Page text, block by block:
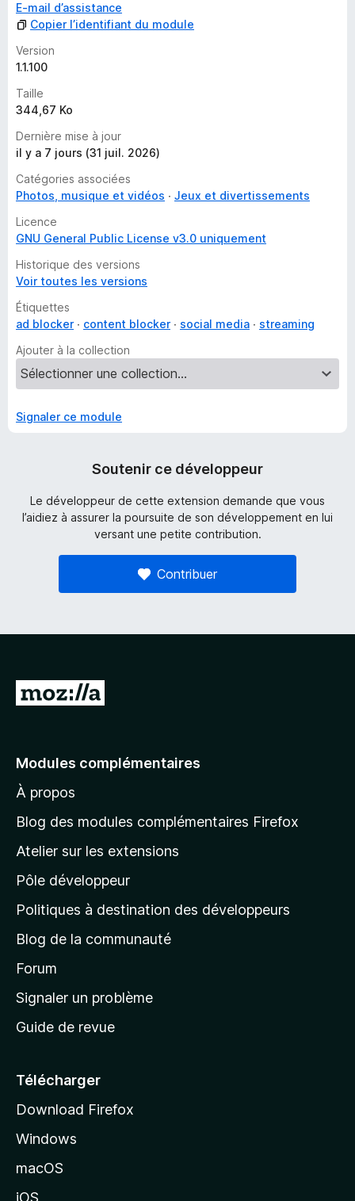
E-mail d’assistance
Copier l’identifiant du module
Version
1.1.100
Taille
344,67 Ko
Dernière mise à jour
il y a 7 jours (31 juil. 2026)
Catégories associées
Photos, musique et vidéos
Jeux et divertissements
Licence
GNU General Public License v3.0 uniquement
Historique des versions
Voir toutes les versions
Étiquettes
ad blocker
content blocker social media
streaming
Ajouter à la collection
Signaler ce module
Soutenir ce développeur
Le développeur de cette extension demande que vous
l’aidiez à assurer la poursuite de son développement en lui
versant une petite contribution.
Contribuer
A
e
à
l
p
a
g
d
a
c
e
l
d
Modules complémentaires
À propos
Blog des modules complémentaires Firefox
Atelier sur les extensions
Pôle développeur
Politiques à destination des développeurs
Blog de la communauté
Forum
Signaler un problème
Guide de revue
Télécharger
Download Firefox
Windows
macOS
iOS